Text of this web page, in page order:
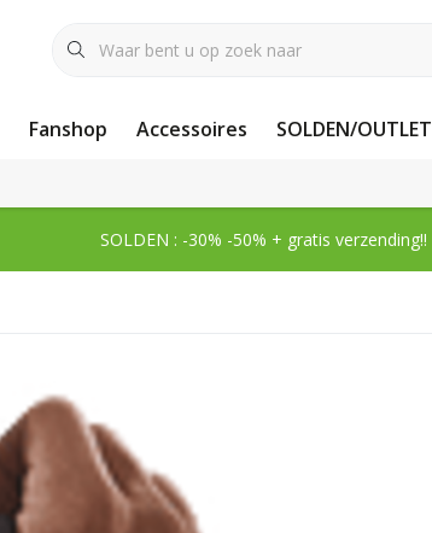
Fanshop Accessoires SOLDEN/OUTLET
SOLDEN : -30% -50% + gratis verzending!!